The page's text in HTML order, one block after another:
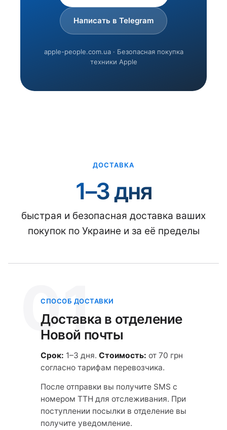
Написать в Telegram
apple-people.com.ua · Безопасная покупка
техники Apple
ДОСТАВКА
1–3 дня
быстрая и безопасная доставка ваших
покупок по Украине и за её пределы
01
СПОСОБ ДОСТАВКИ
Доставка в отделение
Новой почты
Срок: 1–3 дня. Стоимость: от 70 грн
согласно тарифам перевозчика.
После отправки вы получите SMS с
номером ТТН для отслеживания. При
поступлении посылки в отделение вы
получите уведомление.